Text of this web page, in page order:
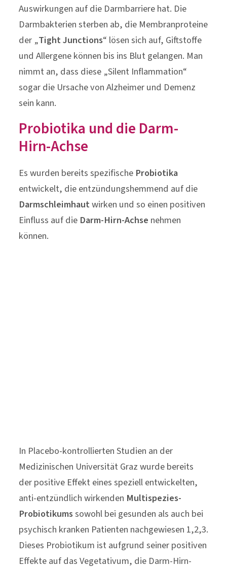
Auswirkungen auf die Darmbarriere hat. Die
Darmbakterien sterben ab, die Membranproteine
der „Tight Junctions“ lösen sich auf, Giftstoffe
und Allergene können bis ins Blut gelangen. Man
nimmt an, dass diese „Silent Inflammation“
sogar die Ursache von Alzheimer und Demenz
sein kann.
Probiotika und die Darm-
Hirn-Achse
Es wurden bereits spezifischeProbiotika
entwickelt, die entzündungshemmend auf die
Darmschleimhautwirken und so einen positiven
Einfluss auf die Darm-Hirn-Achse nehmen
können.
In Placebo-kontrollierten Studien an der
Medizinischen Universität Graz wurde bereits
der positive Effekt eines speziell entwickelten,
anti-entzündlich wirkenden Multispezies-
Probiotikumssowohl bei gesunden als auch bei
psychisch kranken Patienten nachgewiesen 1,2,3.
Dieses Probiotikum ist aufgrund seiner positiven
Effekte auf das Vegetativum, die Darm-Hirn-